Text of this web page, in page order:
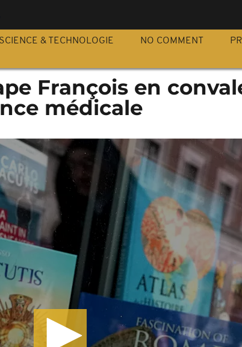
SCIENCE & TECHNOLOGIE NO COMMENT
François en
médicale